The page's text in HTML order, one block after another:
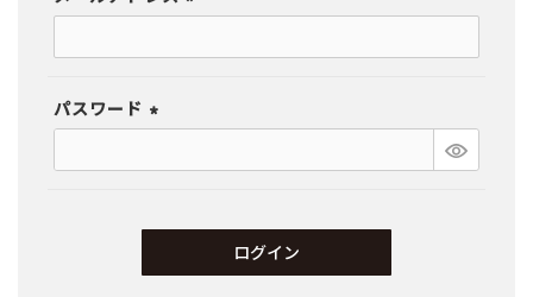
須)
パスワード
須)
ログイン
特徴